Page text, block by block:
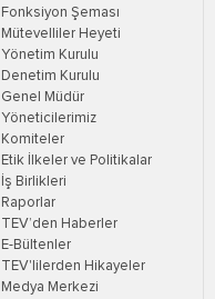
Fonksiyon Şeması
Mütevelliler Heyeti
Yönetim Kurulu
Denetim Kurulu
Genel Müdür
Yöneticilerimiz
Komiteler
Etik İlkeler ve Politikalar
İş Birlikleri
Raporlar
TEV’den Haberler
E-Bültenler
TEV'lilerden Hikayeler
Medya Merkezi